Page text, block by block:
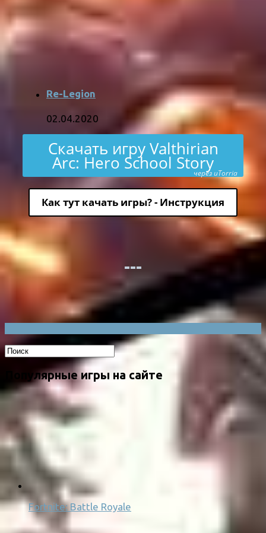
Re-Legion
02.04.2020
Скачать игру Valthirian
Arc: Hero School Storyчерез uTorria
Как тут качать игры? - Инструкция
Популярные игры на сайте
Fortnite: Battle Royale